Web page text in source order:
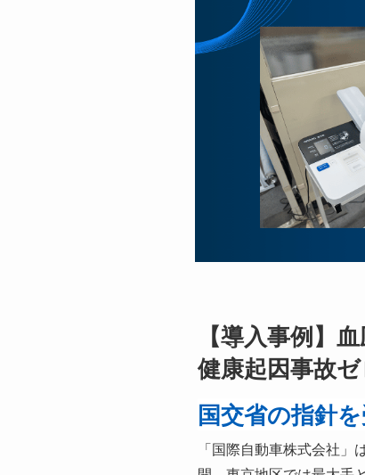
【導入事例】
健康起因事故
国交省の指針
「国際自動車株式会社